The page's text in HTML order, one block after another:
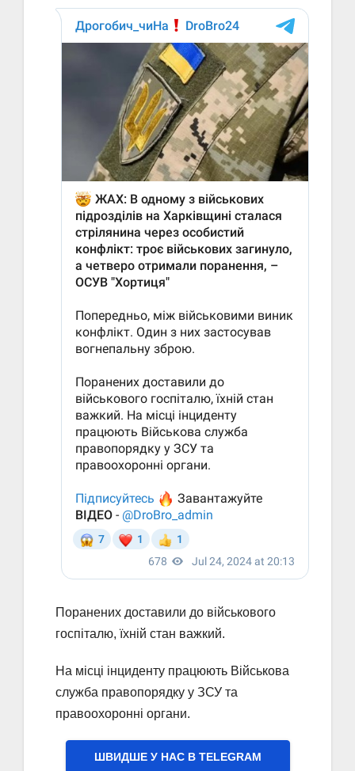
Поранених доставили до військового
госпіталю, їхній стан важкий.
На місці інциденту працюють Військова
служба правопорядку у ЗСУ та
правоохоронні органи.
ШВИДШЕ У НАС В ТELEGRAM